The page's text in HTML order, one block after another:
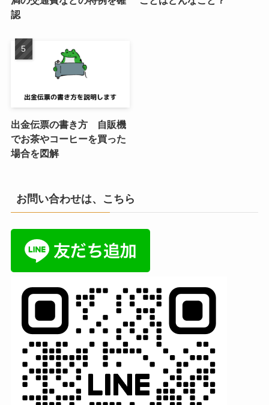
認
出金伝票の書き方 自販機
でお茶やコーヒーを買った
場合を図解
お問い合わせは、こちら